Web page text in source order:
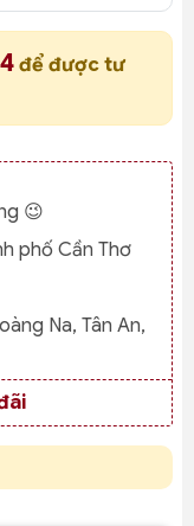
để được tư
😉
phố Cần Thơ
Na, Tân An,